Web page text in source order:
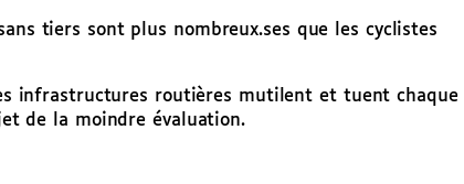
tiers sont plus nombreux.ses que les cyclistes
infrastructures routières mutilent et tuent chaque
de la moindre évaluation.